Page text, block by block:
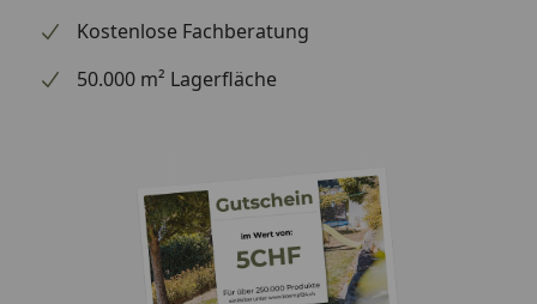
Kostenlose Fachberatung
50.000 m² Lagerfläche